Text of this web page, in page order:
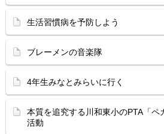
生活習慣病を予防しよう
ブレーメンの音楽隊
4年生みなとみらいに行く
本質を追究する川和東小のPTA「ペ
活動